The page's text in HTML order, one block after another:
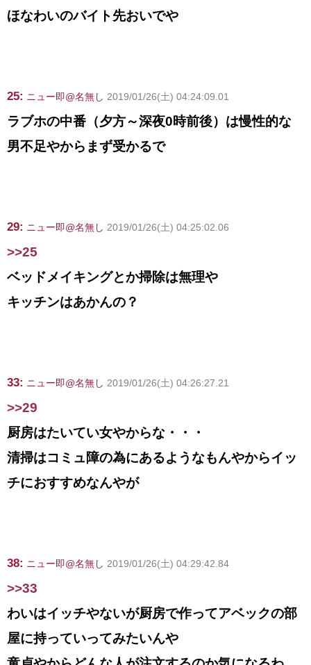
ほなわいのバイト先おいでや
25: ニュー即@名無し 2019/01/26(土) 04:24:09.01
ラブホの中番（夕方～深夜0時前後）は慢性的な
男不足やからまず受かるで
29: ニュー即@名無し 2019/01/26(土) 04:25:02.06
>>25
ベッドメイキングとか掃除は無理や
キッチンはあかんの？
33: ニュー即@名無し 2019/01/26(土) 04:26:27.21
>>29
厨房はたいてい女やからな・・・
清掃はコミュ障の為にあるようなもんやからイッ
チにおすすめなんやが
38: ニュー即@名無し 2019/01/26(土) 04:29:42.84
>>33
わいはイッチやないが厨房で作ってアベックの部
屋に持っていってみたいんや